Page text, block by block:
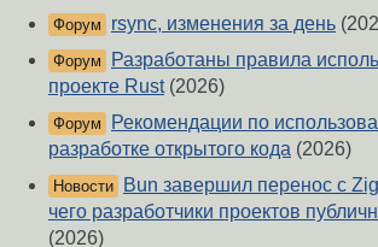
Форум rsync, изменения за день
Форум
Разработаны правила
проекте Rust(2026)
Форум
Рекомендации по
разработке открытого кода (2026)
Новости
Bun завершил перенос с
чего разработчики проектов
(2026)